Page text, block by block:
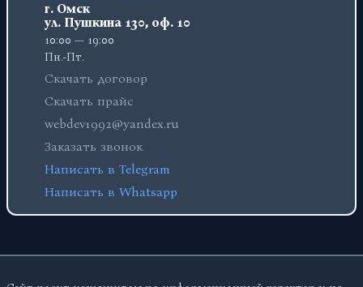
г. Омск
ул. Пушкина 130, оф. 10
10:00 — 19:00
Пн.-Пт.
Скачать договор
Скачать прайс
webdev1992@yandex.ru
Заказать звонок
Написать в Telegram
Написать в Whatsapp